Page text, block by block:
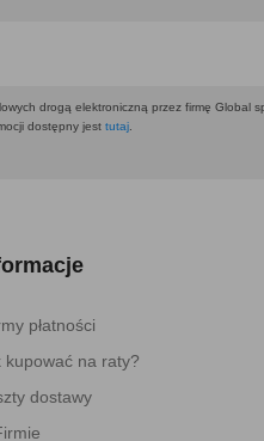
drogą elektroniczną przez firmę
dostępny jest tutaj
płatności
kupować na raty?
dostawy